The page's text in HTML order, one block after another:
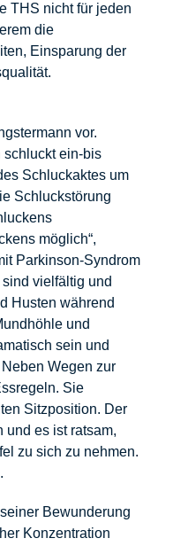
THS nicht für jeden
die
Einsparung der
vor.
schluckt ein-bis
Schluckaktes um
Schluckstörung
möglich“,
Parkinson-Syndrom
vielfältig und
Husten während
und
sein und
Wegen zur
Sie
Sitzposition. Der
und es ist ratsam,
zu sich zu nehmen.
Bewunderung
Konzentration